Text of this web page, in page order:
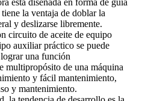
está diseñada en forma de guía
la ventaja de doblar la
y deslizarse libremente.
circuito de aceite de equipo
auxiliar práctico se puede
una función
multipropósito de una máquina
y fácil mantenimiento,
y mantenimiento.